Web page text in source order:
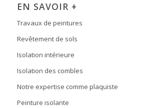
EN SAVOIR +
Travaux de peintures
Revêtement de sols
Isolation intérieure
Isolation des combles
Notre expertise comme plaquiste
Peinture isolante